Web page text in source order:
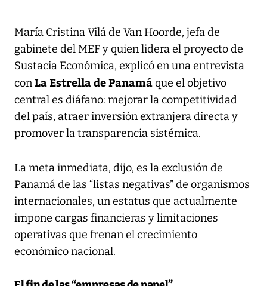
María Cristina Vilá de Van Hoorde, jefa de
gabinete del MEF y quien lidera el proyecto de
Sustacia Económica, explicó en una entrevista
conLa Estrella de Panamáque el objetivo
central es diáfano: mejorar la competitividad
del país, atraer inversión extranjera directa y
promover la transparencia sistémica.
La meta inmediata, dijo, es la exclusión de
Panamá de las “listas negativas” de organismos
internacionales, un estatus que actualmente
impone cargas financieras y limitaciones
operativas que frenan el crecimiento
económico nacional.